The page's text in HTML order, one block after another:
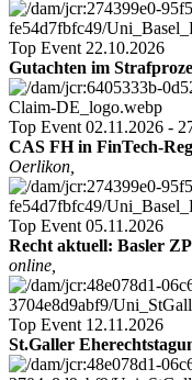
Top Event 22.10.2026
Gutachten im
Top Event 02.11.2026 -
CAS FH in FinTech-
Oerlikon,
Top Event 05.11.2026
Recht aktuell: Basler
online,
Top Event 12.11.2026
St.Galler